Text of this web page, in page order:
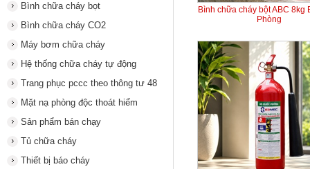
Bình chữa cháy bọt
Bình chữa cháy CO2
Máy bơm chữa cháy
Hệ thống chữa cháy tự động
Trang phục pccc theo thông tư 48
Mặt nạ phòng độc thoát hiểm
Sản phẩm bán chạy
Tủ chữa cháy
Thiết bị báo cháy
Bình chữa cháy bột ABC 8kg
Phòng